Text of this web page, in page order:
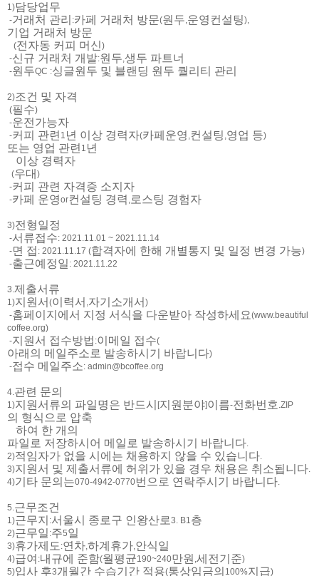
1)담당업무
-거래처 관리 :카페 거래처 방문(원두,운영컨설팅),
기업 거래처 방문
(전자동 커피 머신 )
-신규 거래처 개발:원두,생두 파트너
-원두QC :싱글원두 및 블랜딩 원두 퀄리티 관리
2)조건 및 자격
(필수)
-운전가능자
-커피 관련 1 년 이상 경력자(카페운영 ,컨설팅 ,영업 등)
또는 영업 관련 1 년
이상 경력자
(우대 )
-커피 관련 자격증 소지자
-카페 운영or컨설팅 경력 , 로스팅 경험자
3)전형일정
-서류접수: 2021.11.01 ~ 2021.11.14
-면 접 : 2021.11.17 (합격자에 한해 개별통지 및 일정 변경 가능)
-출근예정일 : 2021.11.22
3.제출서류
1)지원서 (이력서 ,자기소개서 )
-홈페이지에서 지정 서식을 다운받아 작성하세요(www.beautiful
coffee.org)
-지원서 접수방법 :이메일 접수(
아래의 메일주소로 발송하시기 바랍니다)
-접수 메일주소: admin@bcoffee.org
4.관련 문의
1)지원서류의 파일명은 반드시 [지원분야]이름-전화번호 .ZIP
의 형식으로 압축
하여 한 개의
파일로 저장하시어 메일로 발송하시기 바랍니다.
2)적임자가 없을 시에는 채용하지 않을 수 있습니다.
3)지원서 및 제출서류에 허위가 있을 경우 채용은 취소됩니다.
4)기타 문의는070-4942-0770번으로 연락주시기 바랍니다.
5.근무조건
1)근무지 :서울시 종로구 인왕산로3. B1층
2)근무일 :주5일
3)휴가제도 :연차,하계휴가,안식일
4)급여 :내규에 준함(월평균190~240만원 ,세전기준)
5)입사 후3개월간 수습기간 적용(통상임금의 100%지급)